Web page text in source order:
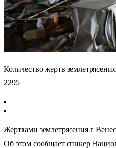
Количество жертв
2295
Жертвами землетрясения в
Об этом сообщает спикер